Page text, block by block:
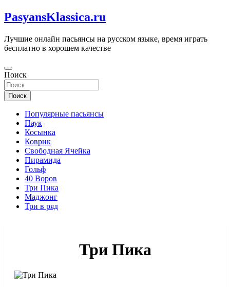
Перейти
к
PasyansKlassica.ru
Лучшие онлайн пасьянсы на русском языке, время играть
бесплатно в хорошем качестве
Поиск
Поиск
Популярные пасьянсы
Паук
Косынка
Коврик
Свободная Ячейка
Пирамида
Гольф
40 Воров
Три Пика
Маджонг
Три в ряд
Три Пика